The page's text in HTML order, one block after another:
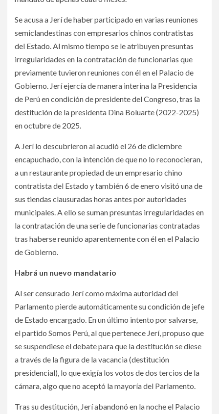
Se acusa a Jerí de haber participado en varias reuniones
semiclandestinas con empresarios chinos contratistas
del Estado. Al mismo tiempo se le atribuyen presuntas
irregularidades en la contratación de funcionarias que
previamente tuvieron reuniones con él en el Palacio de
Gobierno. Jerí ejercía de manera interina la Presidencia
de Perú en condición de presidente del Congreso, tras la
destitución de la presidenta Dina Boluarte (2022-2025)
en octubre de 2025.
A Jerí lo descubrieron al acudió el 26 de diciembre
encapuchado, con la intención de que no lo reconocieran,
a un restaurante propiedad de un empresario chino
contratista del Estado y también 6 de enero visitó una de
sus tiendas clausuradas horas antes por autoridades
municipales. A ello se suman presuntas irregularidades en
la contratación de una serie de funcionarias contratadas
tras haberse reunido aparentemente con él en el Palacio
de Gobierno.
Habrá un nuevo mandatario
Al ser censurado Jerí como máxima autoridad del
Parlamento pierde automáticamente su condición de jefe
de Estado encargado. En un último intento por salvarse,
el partido Somos Perú, al que pertenece Jerí, propuso que
se suspendiese el debate para que la destitución se diese
a través de la figura de la vacancia (destitución
presidencial), lo que exigía los votos de dos tercios de la
cámara, algo que no aceptó la mayoría del Parlamento.
Tras su destitución, Jerí abandonó en la noche el Palacio